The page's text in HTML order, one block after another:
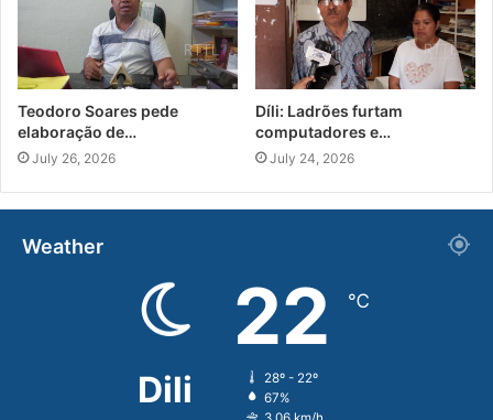
Teodoro Soares pede
elaboração de…
July 26, 2026
Díli: Ladrões furtam
computadores e…
July 24, 2026
Weather
Dili
22 ℃
28º - 22º
67%